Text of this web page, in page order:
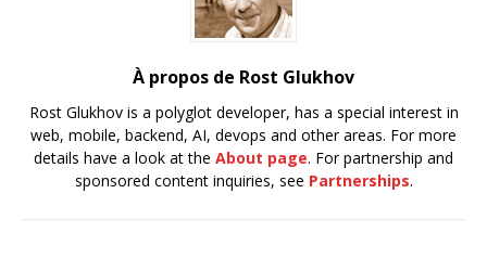
À propos de Rost Glukhov
Rost Glukhov is a polyglot developer, has a special interest in
web, mobile, backend, AI, devops and other areas. For more
details have a look at the About page. For partnership and
sponsored content inquiries, see Partnerships.